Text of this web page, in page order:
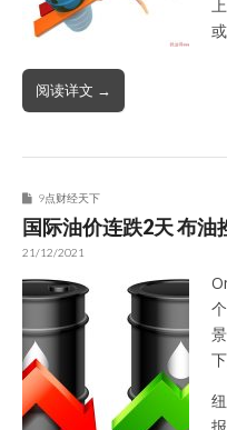
阅读详文 →
9点财经天下
国际油价连跌2天 布油
21/12/2021